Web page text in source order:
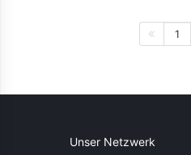
1
Unser Netzwerk